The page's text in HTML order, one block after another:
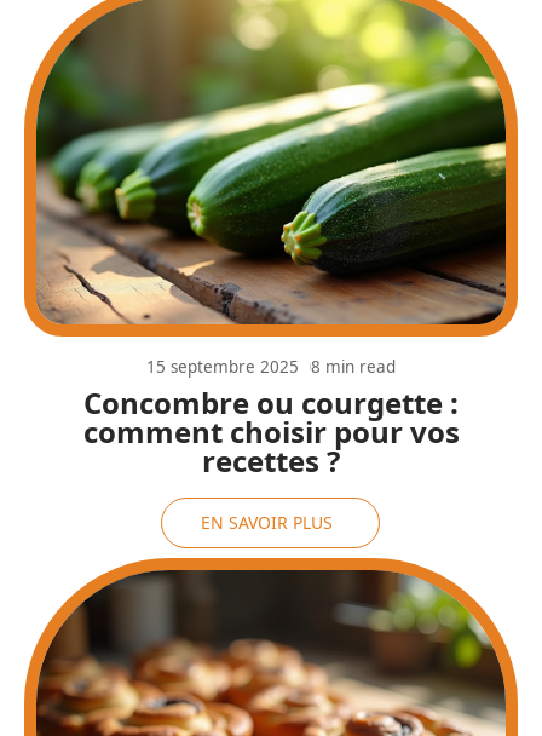
Concombre ou courgette :
comment choisir pour vos
recettes ?
15 septembre 2025 8 min read
EN SAVOIR PLUS